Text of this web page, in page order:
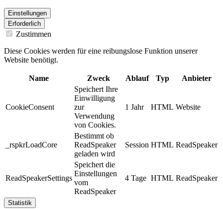
Einstellungen
Erforderlich
Zustimmen
Diese Cookies werden für eine reibungslose Funktion unserer
Website benötigt.
Name Zweck Ablauf Typ Anbieter
CookieConsent
Speichert Ihre
Einwilligung
zur
Verwendung
von Cookies.
1 Jahr HTML Website
_rspkrLoadCore
Bestimmt ob
ReadSpeaker
geladen wird
Session HTML ReadSpeaker
ReadSpeakerSettings
Speichert die
Einstellungen
vom
ReadSpeaker
4 Tage HTML ReadSpeaker
Statistik